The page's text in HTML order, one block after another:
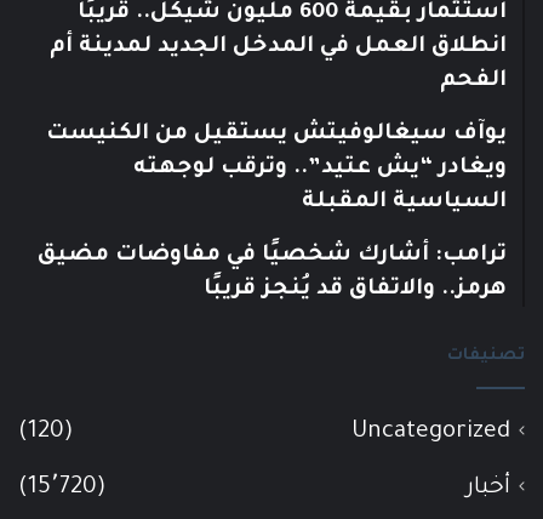
استثمار بقيمة 600 مليون شيكل.. قريبًا
انطلاق العمل في المدخل الجديد لمدينة أم
الفحم
يوآف سيغالوفيتش يستقيل من الكنيست
ويغادر “يش عتيد”.. وترقب لوجهته
السياسية المقبلة
ترامب: أشارك شخصيًا في مفاوضات مضيق
هرمز.. والاتفاق قد يُنجز قريبًا
تصنيفات
Uncategorized
(120)
أخبار (15٬720)